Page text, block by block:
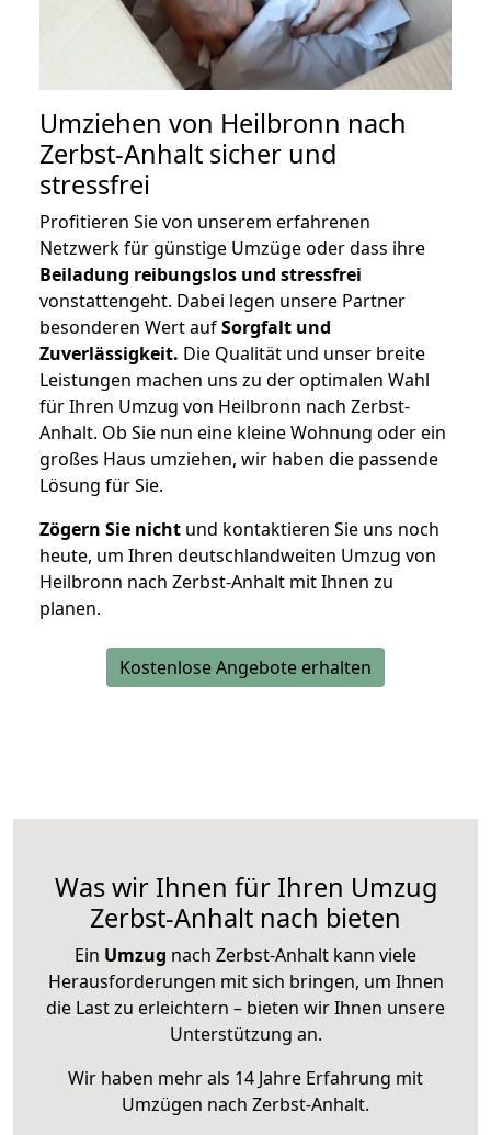
Umziehen von Heilbronn nach
Zerbst-Anhalt sicher und
stressfrei
Profitieren Sie von unserem erfahrenen
Netzwerk für günstige Umzüge oder dass ihre
Beiladung reibungslos und stressfrei
vonstattengeht. Dabei legen unsere Partner
besonderen Wert aufSorgfalt und
Zuverlässigkeit. Die Qualität und unser breite
Leistungen machen uns zu der optimalen Wahl
für Ihren Umzug von Heilbronn nach Zerbst-
Anhalt. Ob Sie nun eine kleine Wohnung oder ein
großes Haus umziehen, wir haben die passende
Lösung für Sie.
Zögern Sie nicht und kontaktieren Sie uns noch
heute, um Ihren deutschlandweiten Umzug von
Heilbronn nach Zerbst-Anhalt mit Ihnen zu
planen.
Kostenlose Angebote erhalten
Was wir Ihnen für Ihren Umzug
Zerbst-Anhalt nach bieten
Ein Umzug nach Zerbst-Anhalt kann viele
Herausforderungen mit sich bringen, um Ihnen
die Last zu erleichtern – bieten wir Ihnen unsere
Unterstützung an.
Wir haben mehr als 14 Jahre Erfahrung mit
Umzügen nach Zerbst-Anhalt.